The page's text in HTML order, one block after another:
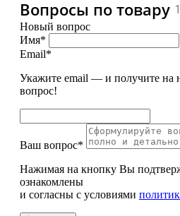
Вопросы по товару 1
Новый вопрос
Имя*
Email*
Укажите email — и получите на
вопрос!
Ваш вопрос*
Нажимая на кнопку Вы
ознакомлены
и согласны с условиями